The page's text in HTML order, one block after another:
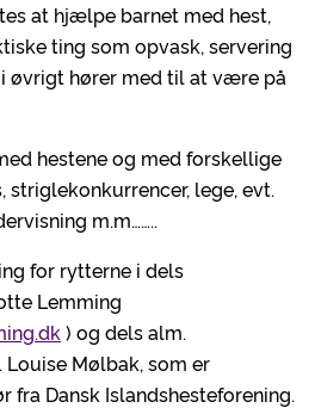
at hjælpe barnet med hest,
ting som opvask, servering
øvrigt hører med til at være på
hestene og med forskellige
striglekonkurrencer, lege, evt.
m.m……..
for rytterne i dels
Lemming
) og dels alm.
Louise Mølbak, som er
fra Dansk Islandshesteforening.